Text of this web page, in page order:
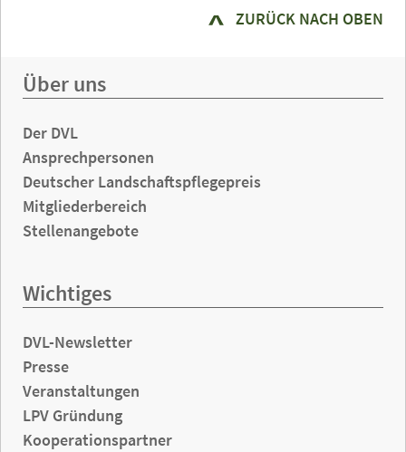
ZURÜCK NACH OBEN
Über uns
Der DVL
Ansprechpersonen
Deutscher Landschaftspflegepreis
Mitgliederbereich
Stellenangebote
Wichtiges
DVL-Newsletter
Presse
Veranstaltungen
LPV Gründung
Kooperationspartner